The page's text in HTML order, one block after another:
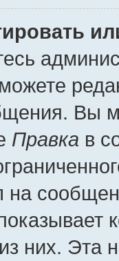
Вы
Правка в
на
них. Эта